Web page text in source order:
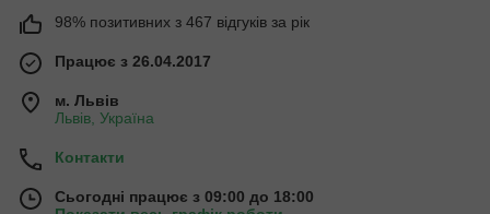
98% позитивних з 467 відгуків за рік
Працює з 26.04.2017
м. Львів
Львів, Україна
Контакти
Сьогодні працює з 09:00 до 18:00